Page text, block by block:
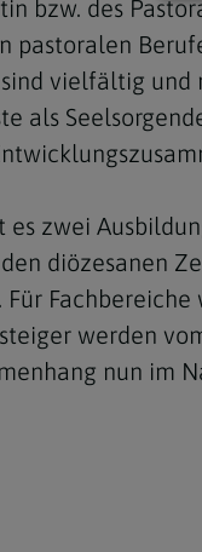
bzw. des
pastoralen
vielfältig und
als
zwei
diözesanen
Für
werden
nun im